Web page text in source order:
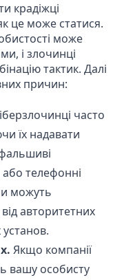
крадіжці
це може статися.
може
і злочинці
тактик. Далі
причин:
часто
їх надавати
телефонні
можуть
авторитетних
Якщо компанії
вашу особисту